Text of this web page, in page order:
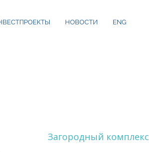
НОВОСТИ ENG
Загородный комплекс